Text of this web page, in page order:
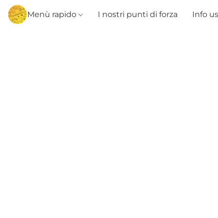
Menù rapido I nostri punti di forza Info